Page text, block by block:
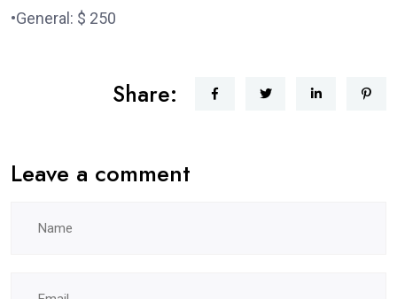
•General: $ 250
Share:
Leave a comment